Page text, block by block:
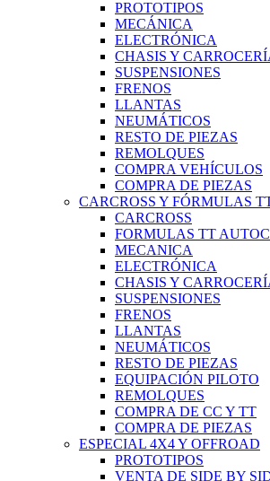
PROTOTIPOS
MECÁNICA
ELECTRÓNICA
CHASIS Y
SUSPENSIONES
FRENOS
LLANTAS
NEUMÁTICOS
RESTO DE PIEZAS
REMOLQUES
COMPRA VEHÍCULOS
COMPRA DE PIEZAS
CARCROSS Y FÓRMULAS
CARCROSS
FORMULAS TT
MECANICA
ELECTRÓNICA
CHASIS Y
SUSPENSIONES
FRENOS
LLANTAS
NEUMÁTICOS
RESTO DE PIEZAS
EQUIPACIÓN PILOTO
REMOLQUES
COMPRA DE CC Y TT
COMPRA DE PIEZAS
ESPECIAL 4X4 Y OFFROAD
PROTOTIPOS
VENTA DE SIDE BY